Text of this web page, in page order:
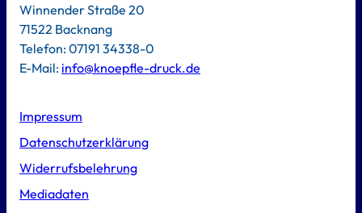
Winnender Straße 20
71522 Backnang
Telefon: 07191 34338-0
E-Mail: info@knoepfle-druck.de
Impressum
Datenschutzerklärung
Widerrufsbelehrung
Mediadaten